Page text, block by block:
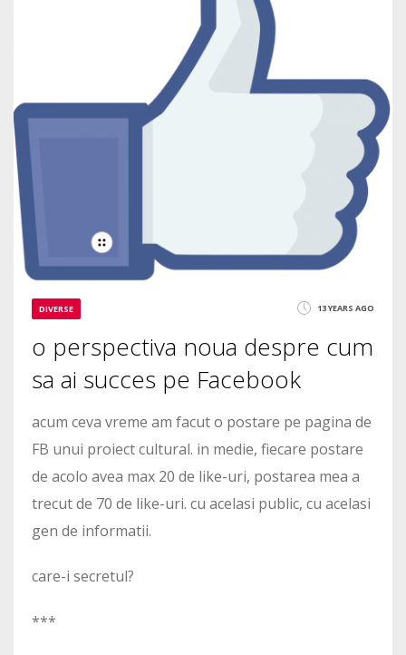
DIVERSE 13 YEARS AGO
o perspectiva noua despre cum
sa ai succes pe Facebook
acum ceva vreme am facut o postare pe pagina de
FB unui proiect cultural. in medie, fiecare postare
de acolo avea max 20 de like-uri, postarea mea a
trecut de 70 de like-uri. cu acelasi public, cu acelasi
gen de informatii.
care-i secretul?
***